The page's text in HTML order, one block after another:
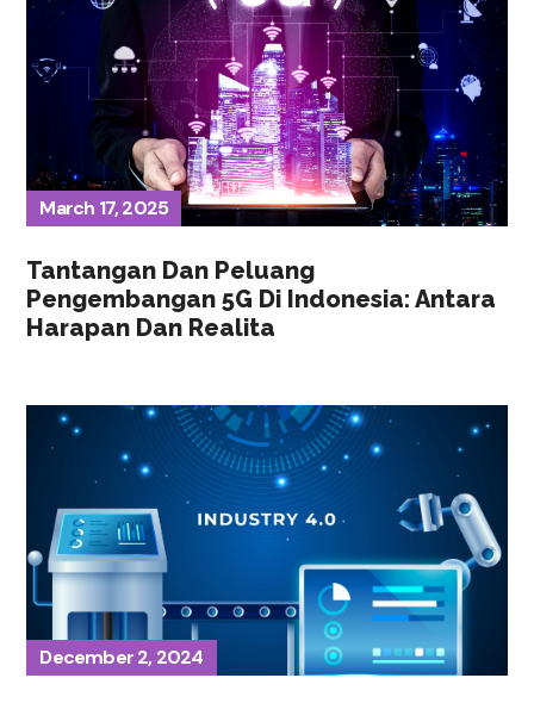
March 17, 2025
Tantangan Dan Peluang
Pengembangan 5G Di Indonesia: Antara
Harapan Dan Realita
December 2, 2024